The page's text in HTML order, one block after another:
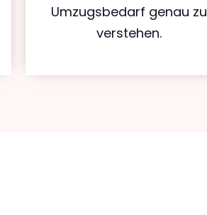
Umzugsbedarf genau zu
verstehen.